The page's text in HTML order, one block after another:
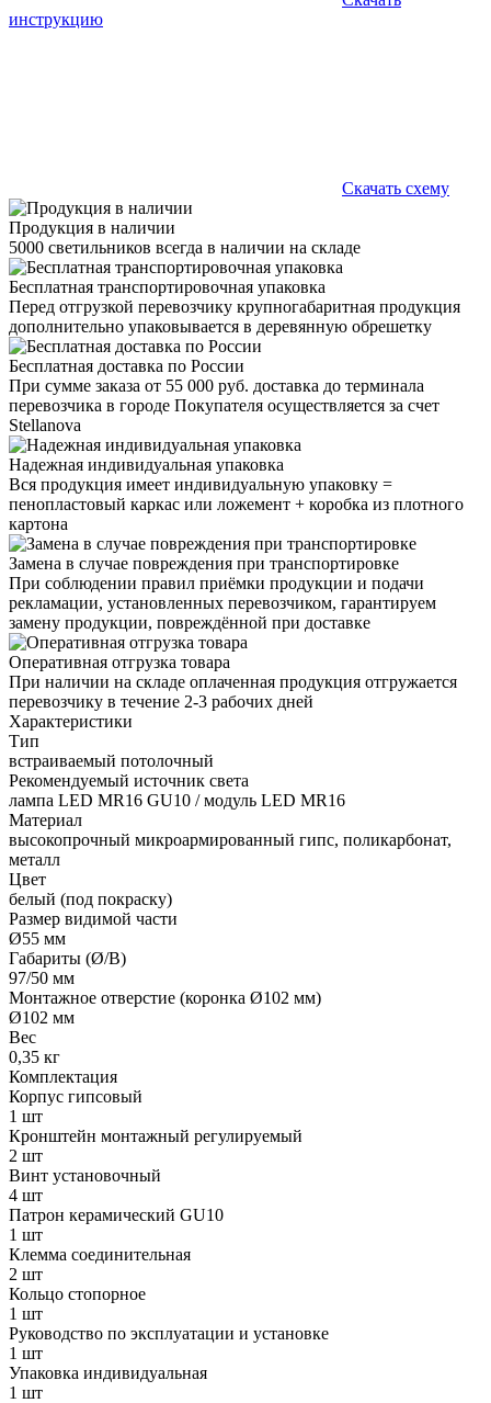
инструкцию
Скачать схему
Продукция в наличии
5000 светильников всегда в наличии на складе
Бесплатная транспортировочная упаковка
Перед отгрузкой перевозчику крупногабаритная продукция
дополнительно упаковывается в деревянную обрешетку
Бесплатная доставка по России
При сумме заказа от 55 000 руб. доставка до терминала
перевозчика в городе Покупателя осуществляется за счет
Stellanova
Надежная индивидуальная упаковка
Вся продукция имеет индивидуальную упаковку =
пенопластовый каркас или ложемент + коробка из плотного
картона
Замена в случае повреждения при транспортировке
При соблюдении правил приёмки продукции и подачи
рекламации, установленных перевозчиком, гарантируем
замену продукции, повреждённой при доставке
Оперативная отгрузка товара
При наличии на складе оплаченная продукция отгружается
перевозчику в течение 2-3 рабочих дней
Характеристики
Тип
встраиваемый потолочный
Рекомендуемый источник света
лампа LED MR16 GU10 / модуль LED MR16
Материал
высокопрочный микроармированный гипс, поликарбонат,
металл
Цвет
белый (под покраску)
Размер видимой части
Ø55 мм
Габариты (Ø/В)
97/50 мм
Монтажное отверстие (коронка Ø102 мм)
Ø102 мм
Вес
0,35 кг
Комплектация
Корпус гипсовый
1 шт
Кронштейн монтажный регулируемый
2 шт
Винт установочный
4 шт
Патрон керамический GU10
1 шт
Клемма соединительная
2 шт
Кольцо стопорное
1 шт
Руководство по эксплуатации и установке
1 шт
Упаковка индивидуальная
1 шт